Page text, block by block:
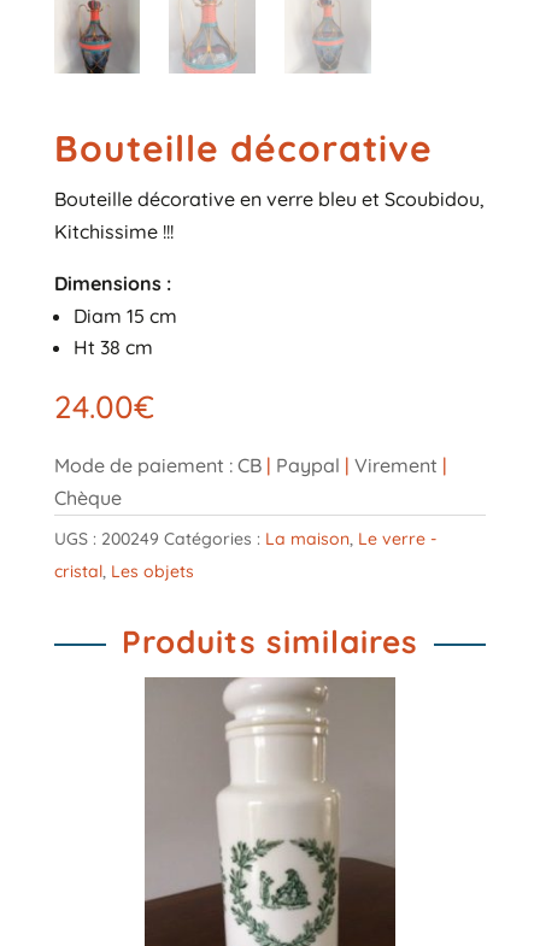
Bouteille décorative
Bouteille décorative en verre bleu et Scoubidou,
Kitchissime !!!
Dimensions :
Diam 15 cm
Ht 38 cm
24.00€
Mode de paiement : CB | Paypal | Virement |
Chèque
UGS : 200249 Catégories : La maison, Le verre -
cristal, Les objets
Produits similaires